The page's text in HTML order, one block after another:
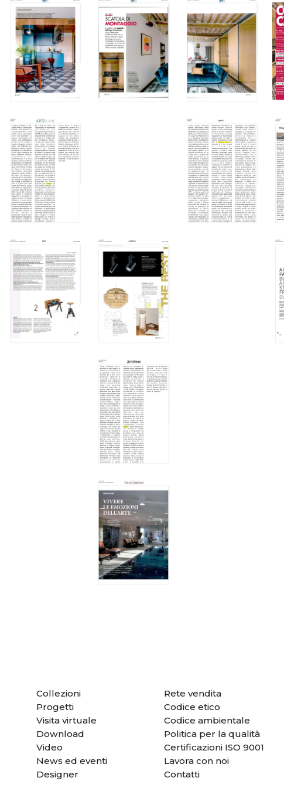
Collezioni
Progetti
Visita virtuale
Download
Video
News ed eventi
Designer
Rete vendita
Codice etico
Codice ambientale
Politica per la qualità
Certificazioni ISO 9001
Lavora con noi
Contatti